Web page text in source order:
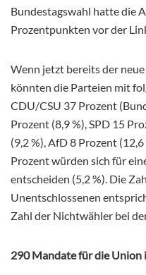
Bundestagswahl hatte die
Prozentpunkten vor der
Wenn jetzt bereits der
könnten die Parteien mit
CDU/CSU 37 Prozent
Prozent (8,9 %), SPD 15
(9,2 %), AfD 8 Prozent
Prozent würden sich für
entscheiden (5,2 %). Die
Unentschlossenen
Zahl der Nichtwähler bei
290 Mandate für die Union